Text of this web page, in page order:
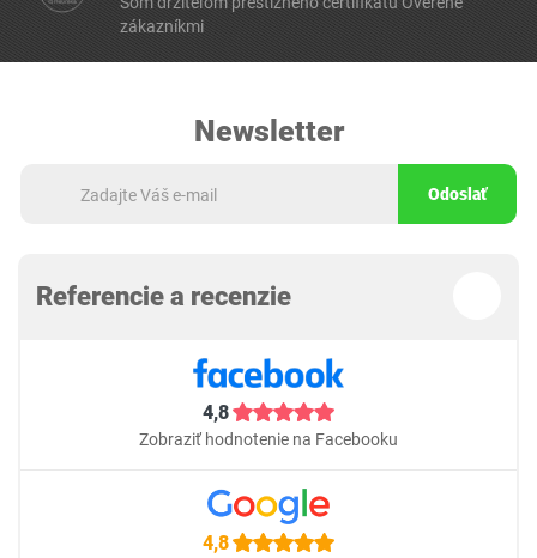
zákazníkmi
Newsletter
Odoslať
Referencie a recenzie
4,8
Zobraziť hodnotenie na Facebooku
4,8